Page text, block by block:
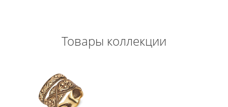
Товары коллекции